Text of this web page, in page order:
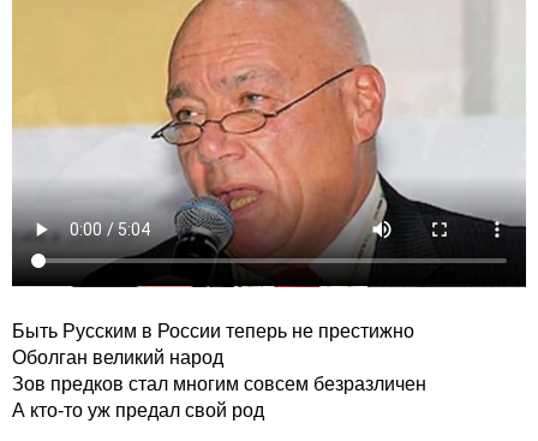
Быть Русским в России теперь не престижно
Оболган великий народ
Зов предков стал многим совсем безразличен
А кто-то уж предал свой род